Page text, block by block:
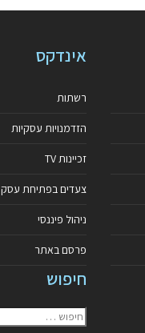
אינדקס
רשתות
הזדמנויות עסקיות
זכיינות TV
צעדים בפתיחת עסק
ניהול פיננסי
פרסם באתר
חיפוש